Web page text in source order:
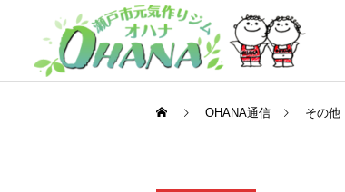
OHANA通信 その他